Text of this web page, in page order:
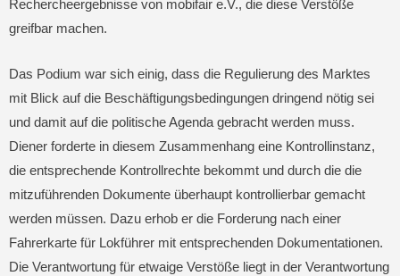
Rechercheergebnisse von mobifair e.V., die diese Verstöße
greifbar machen.
Das Podium war sich einig, dass die Regulierung des Marktes
mit Blick auf die Beschäftigungsbedingungen dringend nötig sei
und damit auf die politische Agenda gebracht werden muss.
Diener forderte in diesem Zusammenhang eine Kontrollinstanz,
die entsprechende Kontrollrechte bekommt und durch die die
mitzuführenden Dokumente überhaupt kontrollierbar gemacht
werden müssen. Dazu erhob er die Forderung nach einer
Fahrerkarte für Lokführer mit entsprechenden Dokumentationen.
Die Verantwortung für etwaige Verstöße liegt in der Verantwortung